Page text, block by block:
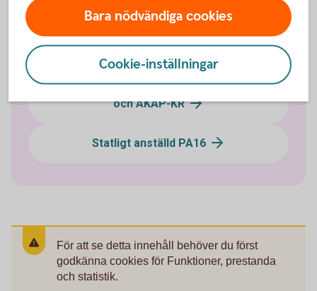
Anställd i försäkringsbolag FTP
Kooperativt anställd GTP och KTP 1
Kommun- och regionanställd KAP-KL
och AKAP-KR
Statligt anställd PA16
För att se detta innehåll behöver du först
godkänna cookies för Funktioner, prestanda
och statistik.
Bara nödvändiga cookies
Cookie-inställningar